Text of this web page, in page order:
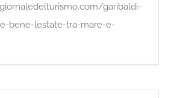
garibaldi-
bene-lestate-tra-mare-e-